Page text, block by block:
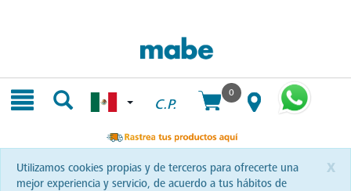
C.P.
0
x
Utilizamos cookies propias y de terceros para ofrecerte una
mejor experiencia y servicio, de acuerdo a tus hábitos de